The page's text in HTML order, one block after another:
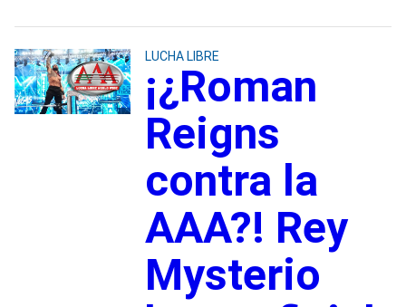
LUCHA LIBRE
¡¿Roman
Reigns
contra la
AAA?! Rey
Mysterio